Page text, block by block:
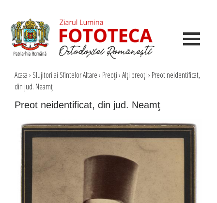
Acasa› Slujitori ai Sfintelor Altare› Preoţi›Alţi preoţi› Preot neidentificat,
din jud. Neamţ
Preot neidentificat, din jud. Neamţ